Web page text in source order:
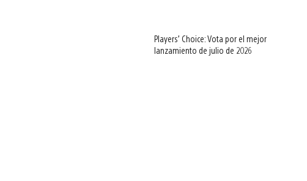
Players’ Choice: Vota por el mejor
lanzamiento de julio de 2026